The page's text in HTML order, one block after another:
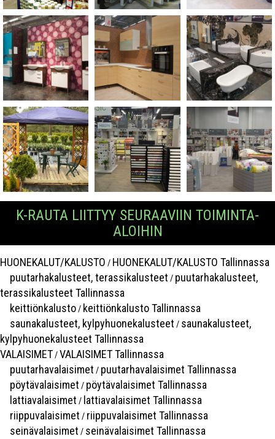
K-RAUTA LIITTYY SEURAAVIIN TOIMINTA-
ALOIHIN
HUONEKALUT/KALUSTO / HUONEKALUT/KALUSTO Tallinnassa
puutarhakalusteet, terassikalusteet / puutarhakalusteet,
terassikalusteet Tallinnassa
keittiönkalusto/ keittiönkalusto Tallinnassa
saunakalusteet, kylpyhuonekalusteet / saunakalusteet,
kylpyhuonekalusteet Tallinnassa
VALAISIMET/VALAISIMET Tallinnassa
puutarhavalaisimet / puutarhavalaisimet Tallinnassa
pöytävalaisimet / pöytävalaisimet Tallinnassa
lattiavalaisimet / lattiavalaisimet Tallinnassa
riippuvalaisimet / riippuvalaisimet Tallinnassa
seinävalaisimet / seinävalaisimet Tallinnassa